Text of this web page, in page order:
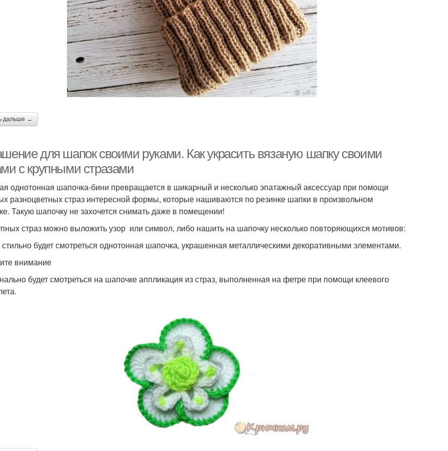
дальше →
для шапок своими руками. Как украсить вязаную шапку своими
с крупными стразами
однотонная шапочка-бини превращается в шикарный и несколько эпатажный аксессуар при помощи
разноцветных страз интересной формы, которые нашиваются по резинке шапки в произвольном
Такую шапочку не захочется снимать даже в помещении!
страз можно выложить узор или символ, либо нашить на шапочку несколько повторяющихся мотивов:
будет смотреться однотонная шапочка, украшенная металлическими декоративными элементами.
внимание
будет смотреться на шапочке аппликация из страз, выполненная на фетре при помощи клеевого